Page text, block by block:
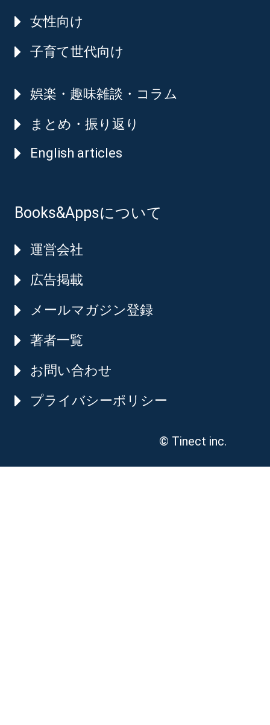
女性向け
子育て世代向け
娯楽・趣味雑談・コラム
まとめ・振り返り
English articles
Books&Appsについて
運営会社
広告掲載
メールマガジン登録
著者一覧
お問い合わせ
プライバシーポリシー
© Tinect inc.